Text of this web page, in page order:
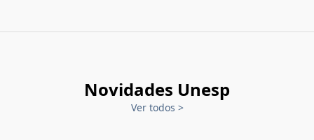
Novidades Unesp
Ver todos >